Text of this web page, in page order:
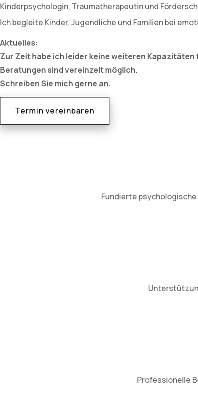
Kinderpsychologin, Traumatherapeutin und
Ich begleite Kinder, Jugendliche und Familien bei
Aktuelles:
Zur Zeit habe ich leider keine weiteren
Beratungen sind vereinzelt möglich.
Schreiben Sie mich gerne an.
Termin vereinbaren
Fundierte
Professionelle